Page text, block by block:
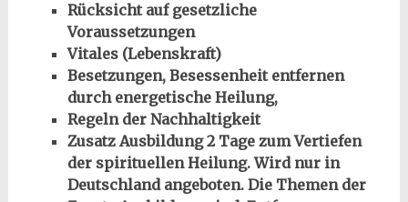
Rücksicht auf gesetzliche
Voraussetzungen
Vitales (Lebenskraft)
Besetzungen, Besessenheit entfernen
durch energetische Heilung,
Regeln der Nachhaltigkeit
Zusatz Ausbildung 2 Tage zum Vertiefen
der spirituellen Heilung. Wird nur in
Deutschland angeboten. Die Themen der